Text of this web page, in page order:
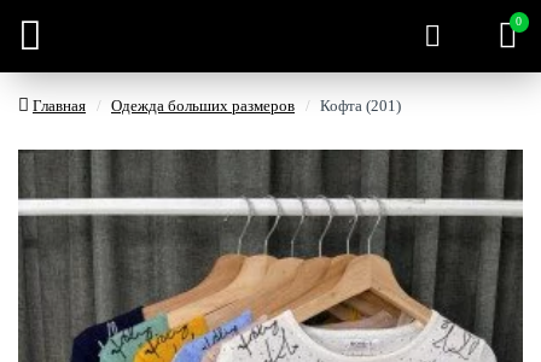
0
Главная Одежда больших размеров Кофта (201)